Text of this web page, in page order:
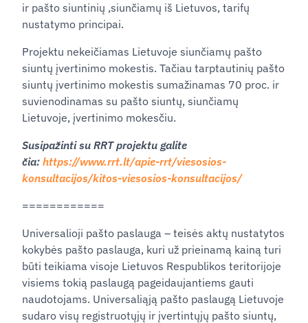
ir pašto siuntinių ,siunčiamų iš Lietuvos, tarifų
nustatymo principai.
Projektu nekeičiamas Lietuvoje siunčiamų pašto
siuntų įvertinimo mokestis. Tačiau tarptautinių pašto
siuntų įvertinimo mokestis sumažinamas 70 proc. ir
suvienodinamas su pašto siuntų, siunčiamų
Lietuvoje, įvertinimo mokesčiu.
Susipažinti su RRT projektu galite
čia: https://www.rrt.lt/apie-rrt/viesosios-
konsultacijos/kitos-viesosios-konsultacijos/
============
Universalioji pašto paslauga – teisės aktų nustatytos
kokybės pašto paslauga, kuri už prieinamą kainą turi
būti teikiama visoje Lietuvos Respublikos teritorijoje
visiems tokią paslaugą pageidaujantiems gauti
naudotojams. Universaliąją pašto paslaugą Lietuvoje
sudaro visų registruotųjų ir įvertintųjų pašto siuntų,